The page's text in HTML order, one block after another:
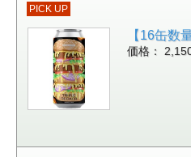
PICK UP
【16缶数
価格：